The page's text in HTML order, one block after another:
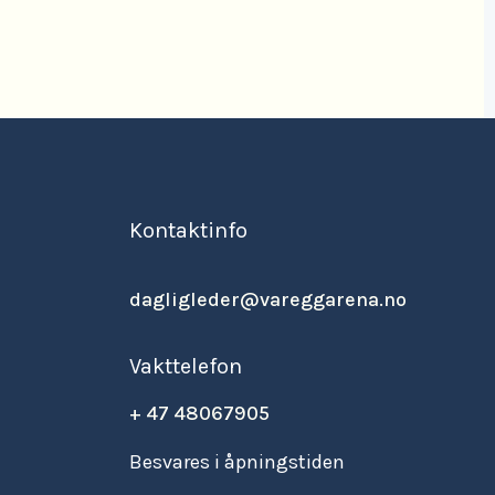
Kontaktinfo
dagligleder@vareggarena.no
Vakttelefon
+ 47 48067905
Besvares i åpningstiden